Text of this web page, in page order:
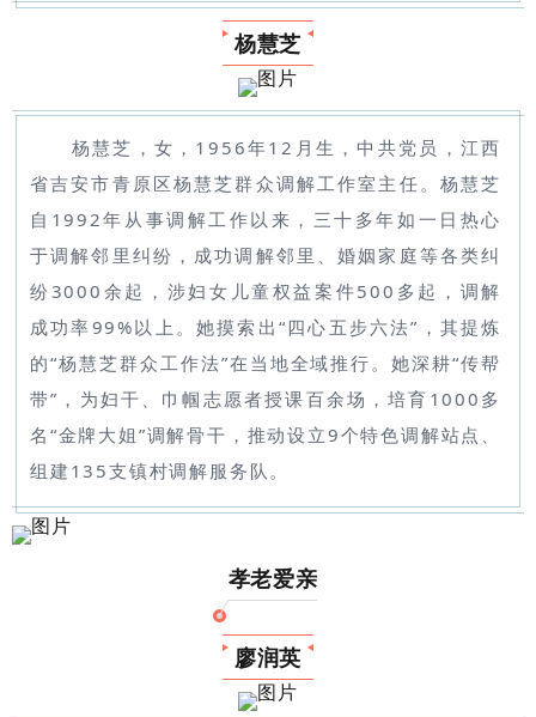
杨慧芝
杨慧芝，女，1956年12月生，中共党员，江西
省吉安市青原区杨慧芝群众调解工作室主任。杨慧芝
自1992年从事调解工作以来，三十多年如一日热心
于调解邻里纠纷，成功调解邻里、婚姻家庭等各类纠
纷3000余起，涉妇女儿童权益案件500多起，调解
成功率99%以上。她摸索出“四心五步六法”，其提炼
的“杨慧芝群众工作法”在当地全域推行。她深耕“传帮
带”，为妇干、巾帼志愿者授课百余场，培育1000多
名“金牌大姐”调解骨干，推动设立9个特色调解站点、
组建135支镇村调解服务队。
孝老爱亲
廖润英